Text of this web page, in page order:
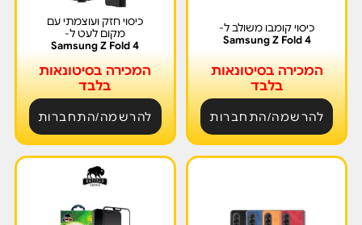
כיסוי קומבו משולב ל-
Samsung Z Fold 4
המכירה בסיטונאות
בלבד
להרשמה/התחברות
כיסוי חזק ועוצמתי עם
מקום לעט ל-
Samsung Z Fold 4
המכירה בסיטונאות
בלבד
להרשמה/התחברות